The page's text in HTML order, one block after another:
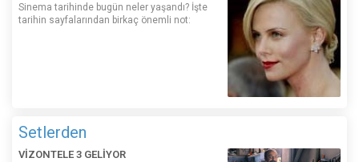
Sinema tarihinde bugün neler yaşandı? İşte
tarihin sayfalarından birkaç önemli not:
Setlerden
VİZONTELE 3 GELİYOR